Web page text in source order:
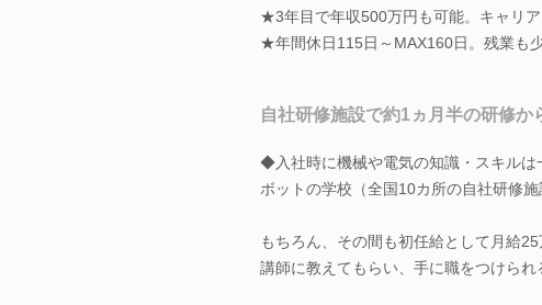
★3年目で年収500万円も可能。キャリア
★年間休日115日～MAX160日。残業も
自社研修施設で約1ヵ月半の研修か
◆入社時に機械や電気の知識・スキルは
ボットの学校（全国10カ所の自社研修
もちろん、その間も初任給として月給
講師に教えてもらい、手に職をつけられ